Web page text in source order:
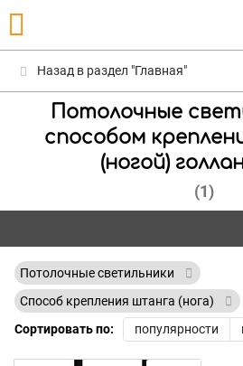
Назад в раздел "Главная"
Потолочные
способом
(ногой)
(1)
Потолочные светильники
Способ крепления штанга (нога)
Сортировать по:
популярности